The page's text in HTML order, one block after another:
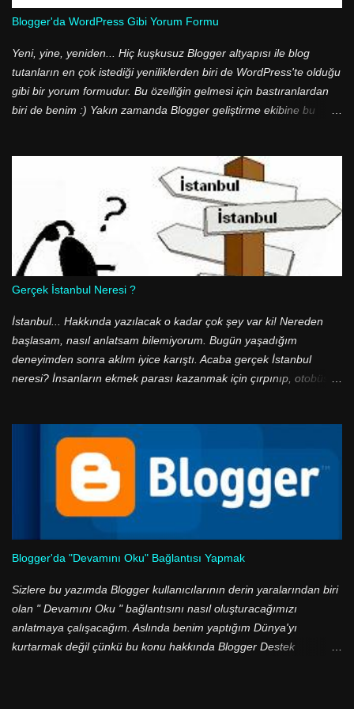
%15'i kadar yeri kendine tahsis edebiliyor. Günümüzde kullanılan
sabit disk boyutlarını düşündüğümüzde de 500 GB'lık bir sabit
diskte 75 GB yeri -bazen- gereksiz yere heba etmi...
Blogger'da WordPress Gibi Yorum Formu
Yeni, yine, yeniden... Hiç kuşkusuz Blogger altyapısı ile blog
tutanların en çok istediği yeniliklerden biri de WordPress'te olduğu
gibi bir yorum formudur. Bu özelliğin gelmesi için bastıranlardan
biri de benim :) Yakın zamanda Blogger geliştirme ekibine bu
gerektirecek bir yanlış bulunmasa da bazı arkadaşların hataya
düştüklerini farkettim. Şablon kodları arasında p class='comment-
footer' satırını arayan arkadaşlar buldukları ilk satırı benim
yazımda verdiğim kodlara uyup uymadığını denetlemeden yeni
kodlar ile değiştiriyorlar. Şablonunuzda iki adet p class='comment-
footer' sınıfı var. Lütfen bulduğunuz kodların yazıdaki ile aynı
olduğuna dikkat edin.
Gerçek İstanbul Neresi ?
İstanbul... Hakkında yazılacak o kadar çok şey var ki! Nereden
başlasam, nasıl anlatsam bilemiyorum. Bugün yaşadığım
deneyimden sonra aklım iyice karıştı. Acaba gerçek İstanbul
neresi? İnsanların ekmek parası kazanmak için çırpınıp, otobüs
gri renkli şehir mi? Yoksa yeşil ile mavinin buluştuğu, tarihi eserleri
ve doğal güzelliklerin birbiri ardı sıralandığı, boğaza nazır yalıların
olduğu bir cennet mi? Aslında aradaki zıtlıklar çok daha güzel, çok
daha belirgin dile getirilebilir. Ancak ben daha fazla ileri gitmek
istemiyorum. Çünkü ben, çünkü ben... Çünkü ben İstanbul'un en
Blogger'da "Devamını Oku" Bağlantısı Yapmak
Sizlere bu yazımda Blogger kullanıcılarının derin yaralarından biri
olan " Devamını Oku " bağlantısını nasıl oluşturacağımızı
anlatmaya çalışacağım. Aslında benim yaptığım Dünya'yı
kurtarmak değil çünkü bu konu hakkında Blogger Destek